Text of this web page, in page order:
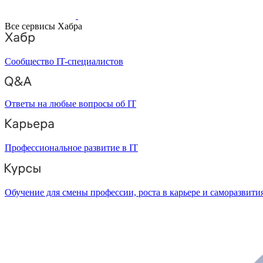
Все сервисы Хабра
Сообщество IT-специалистов
Ответы на любые вопросы об IT
Профессиональное развитие в IT
Обучение для смены профессии, роста в карьере и